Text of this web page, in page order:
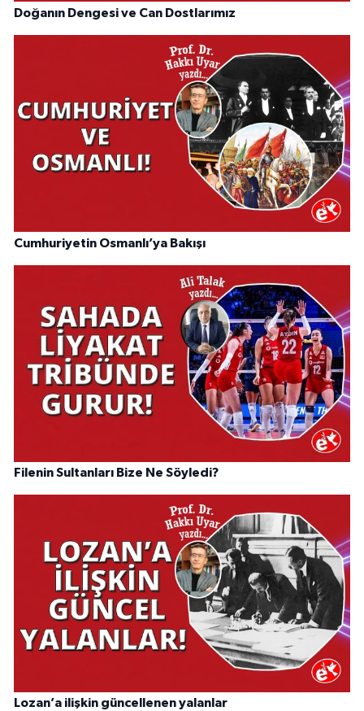
Doğanın Dengesi ve Can Dostlarımız
Cumhuriyetin Osmanlı’ya Bakışı
Filenin Sultanları Bize Ne Söyledi?
Lozan’a ilişkin güncellenen yalanlar